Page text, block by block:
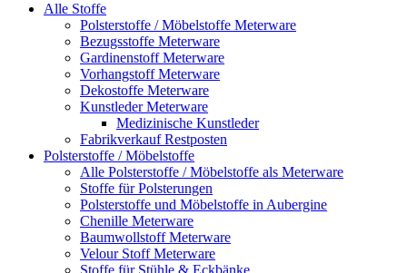
Alle Stoffe
Polsterstoffe / Möbelstoffe Meterware
Bezugsstoffe Meterware
Gardinenstoff Meterware
Vorhangstoff Meterware
Dekostoffe Meterware
Kunstleder Meterware
Medizinische Kunstleder
Fabrikverkauf Restposten
Polsterstoffe / Möbelstoffe
Alle Polsterstoffe / Möbelstoffe als Meterware
Stoffe für Polsterungen
Polsterstoffe und Möbelstoffe in Aubergine
Chenille Meterware
Baumwollstoff Meterware
Velour Stoff Meterware
Stoffe für Stühle & Eckbänke